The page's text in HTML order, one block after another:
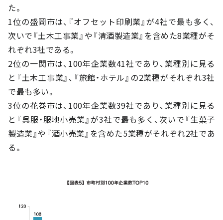
た。
1位の盛岡市は、『オフセット印刷業』が4社で最も多く、
次いで『土木工事業』や『清酒製造業』を含めた8業種がそ
れぞれ3社である。
2位の一関市は、100年企業数41社であり、業種別に見る
と『土木工事業』、『旅館・ホテル』の2業種がそれぞれ3社
で最も多い。
3位の花巻市は、100年企業数39社であり、業種別に見る
と『呉服・服地小売業』が3社で最も多く、次いで『生菓子
製造業』や『酒小売業』を含めた5業種がそれぞれ2社であ
る。